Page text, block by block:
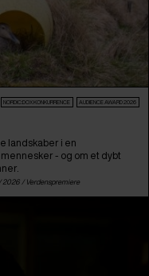
NORDIC:DOX KONKURRENCE AUDIENCE AWARD 2026
landskaber i en
- og om et dybt
2026 / Verdenspremiere